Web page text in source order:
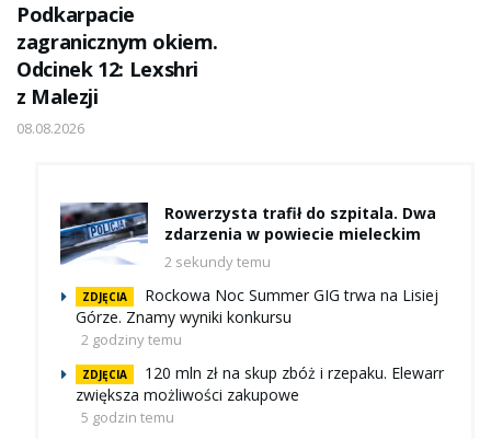
Podkarpacie
zagranicznym okiem.
Odcinek 12: Lexshri
z Malezji
08.08.2026
Rowerzysta trafił do szpitala. Dwa
zdarzenia w powiecie mieleckim
2 sekundy temu
ZDJĘCIA
Rockowa Noc Summer GIG trwa na Lisiej
Górze. Znamy wyniki konkursu
2 godziny temu
ZDJĘCIA
120 mln zł na skup zbóż i rzepaku. Elewarr
zwiększa możliwości zakupowe
5 godzin temu